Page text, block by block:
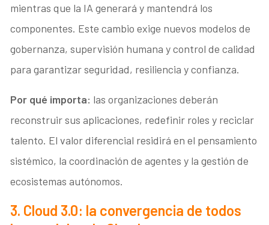
mientras que la IA generará y mantendrá los
componentes. Este cambio exige nuevos modelos de
gobernanza, supervisión humana y control de calidad
para garantizar seguridad, resiliencia y confianza.
Por qué importa: las organizaciones deberán
reconstruir sus aplicaciones, redefinir roles y reciclar
talento. El valor diferencial residirá en el pensamiento
sistémico, la coordinación de agentes y la gestión de
ecosistemas autónomos.
3. Cloud 3.0: la convergencia de todos